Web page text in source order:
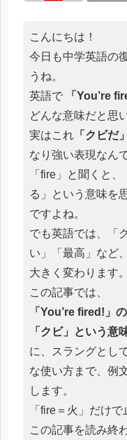
こんにちは！
今日も中学英語の
うね。
英語で
「You’re
どんな意味だと思
実はこれ 「クビだ
なり強い表現なん
「fire」と聞くと
る」という意味を
ですよね。
でも英語では、「
い」「最高」など
大きく変わります。
この記事では、
「You’re fired!」
「クビ」という意
に、スラングとし
な使い方まで、例
します。
「fire＝火」だけで
この記事を読み終